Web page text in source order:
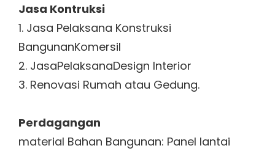
Jasa Kontruksi
1. Jasa Pelaksana Konstruksi
BangunanKomersil
2. JasaPelaksanaDesign Interior
3. Renovasi Rumah atau Gedung.
Perdagangan
material Bahan Bangunan: Panel lantai